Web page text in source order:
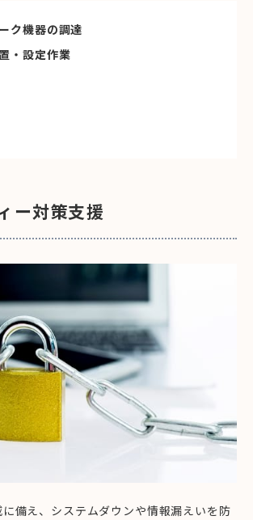
ク機器の調達
・設定作業
ー対策支援
備え、システムダウンや情報漏えいを防